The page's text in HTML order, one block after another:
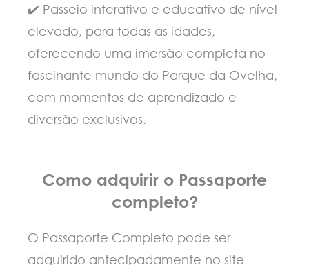
✔️ Passeio interativo e educativo de nível
elevado, para todas as idades,
oferecendo uma imersão completa no
fascinante mundo do Parque da Ovelha,
com momentos de aprendizado e
diversão exclusivos.
Como adquirir o Passaporte
completo?
O Passaporte Completo pode ser
adquirido antecipadamente no site